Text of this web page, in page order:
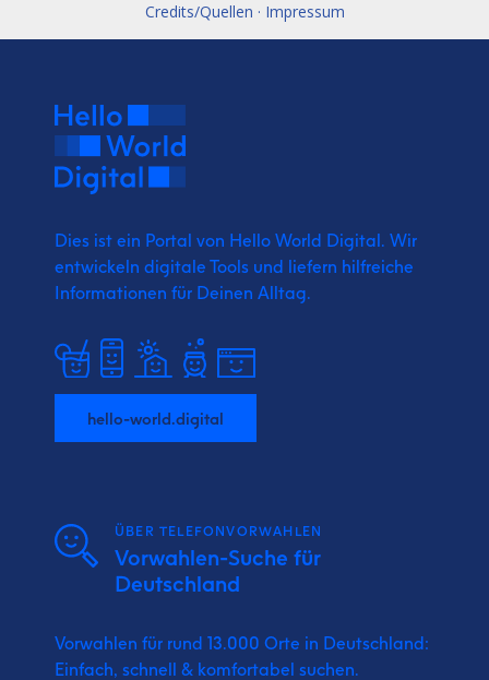
Credits/Quellen · Impressum
Dies ist ein Portal von Hello World Digital. Wir
entwickeln digitale Tools und liefern hilfreiche
Informationen für Deinen Alltag.
hello-world.digital
ÜBER TELEFONVORWAHLEN
Vorwahlen-Suche für
Deutschland
Vorwahlen für rund 13.000 Orte in Deutschland:
Einfach, schnell & komfortabel suchen.